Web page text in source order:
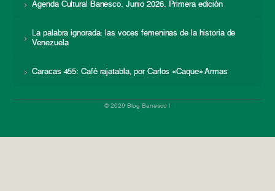
Agenda Cultural Banesco. Junio 2026. Primera edición
La palabra ignorada: las voces femeninas de la historia de
Venezuela
Caracas 455: Café rajatabla, por Carlos «Caque» Armas
© 2026 Blog Banesco |